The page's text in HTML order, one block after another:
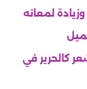
لمعانه
كالحرير في